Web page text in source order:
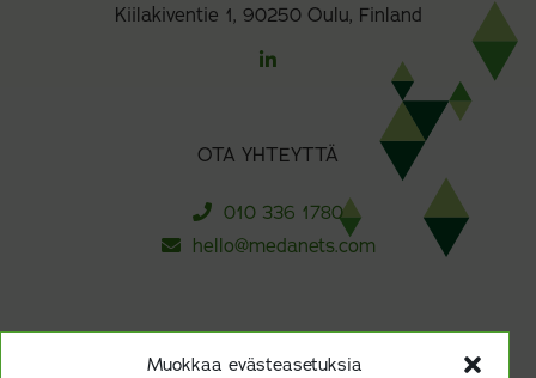
Muokkaa evästeasetuksia
Kiilakiventie 1, 90250 Oulu, Finland
OTA YHTEYTTÄ
010 336 1780
hello@medanets.com